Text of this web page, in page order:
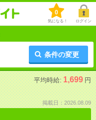
0
気になる！ ログイン
条件の変更
平均時給: 1,699 円
掲載日：2026.08.09